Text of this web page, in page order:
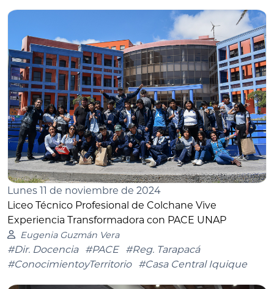
Lunes 11 de noviembre de 2024
Liceo Técnico Profesional de Colchane Vive
Experiencia Transformadora con PACE UNAP
Eugenia Guzmán Vera
#Dir. Docencia #PACE
#Reg. Tarapacá
#ConocimientoyTerritorio
#Casa Central Iquique